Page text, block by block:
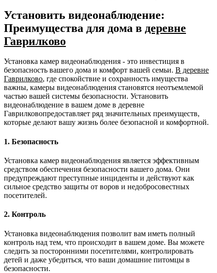
Установить видеонаблюдение:
Преимущества для дома в деревне
Гаврилково
Установка камер видеонаблюдения - это инвестиция в
безопасность вашего дома и комфорт вашей семьи. В деревне
Гаврилково, где спокойствие и сохранность имущества
важны, камеры видеонаблюдения становятся неотъемлемой
частью вашей системы безопасности. Установить
видеонаблюдение в вашем доме в деревне
Гаврилковопредоставляет ряд значительных преимуществ,
которые делают вашу жизнь более безопасной и комфортной.
1. Безопасность
Установка камер видеонаблюдения является эффективным
средством обеспечения безопасности вашего дома. Они
предупреждают преступные инциденты и действуют как
сильное средство защиты от воров и недобросовестных
посетителей.
2. Контроль
Установка видеонаблюдения позволит вам иметь полный
контроль над тем, что происходит в вашем доме. Вы можете
следить за посторонними посетителями, контролировать
детей и даже убедиться, что ваши домашние питомцы в
безопасности.